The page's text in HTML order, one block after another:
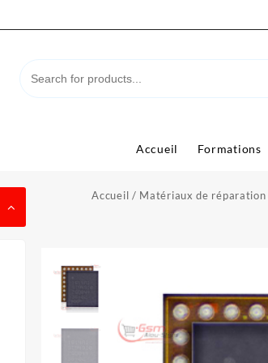
Accueil Formations
Accueil / Matériaux de réparation